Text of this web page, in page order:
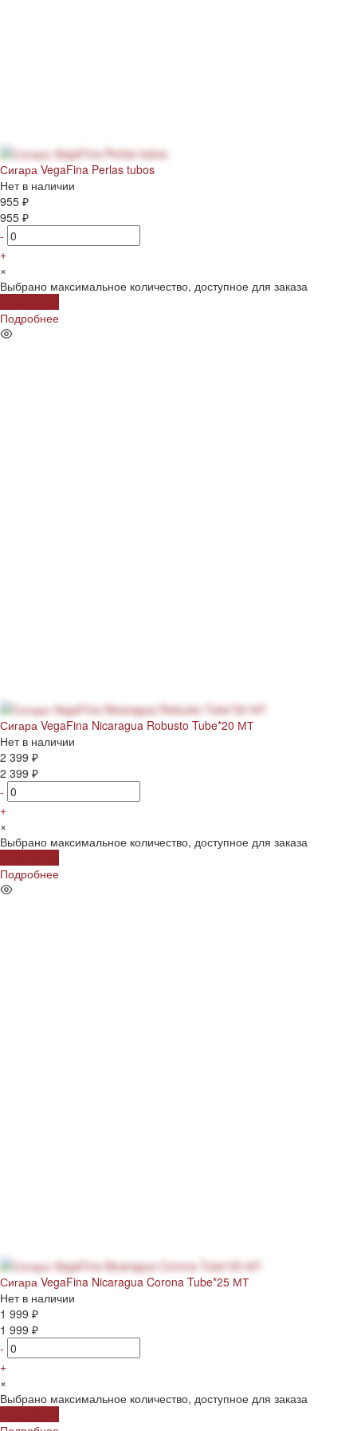
Сигара VegaFina Perlas tubos
Нет в наличии
955 ₽
955 ₽
-
+
×
Выбрано максимальное количество, доступное для заказа
Подробнее
Сигара VegaFina Nicaragua Robusto Tube*20 МТ
Нет в наличии
2 399 ₽
2 399 ₽
-
+
×
Выбрано максимальное количество, доступное для заказа
Подробнее
Сигара VegaFina Nicaragua Corona Tube*25 МТ
Нет в наличии
1 999 ₽
1 999 ₽
-
+
×
Выбрано максимальное количество, доступное для заказа